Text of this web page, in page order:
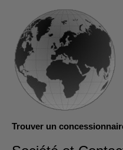
Trouver un